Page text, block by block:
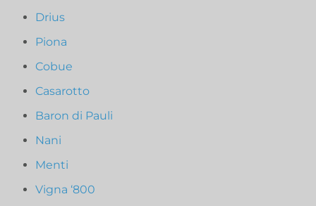
Drius
Piona
Cobue
Casarotto
Baron di Pauli
Nani
Menti
Vigna ‘800